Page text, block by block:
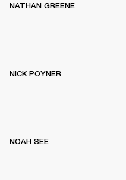
NATHAN GREENE
NICK POYNER
NOAH SEE